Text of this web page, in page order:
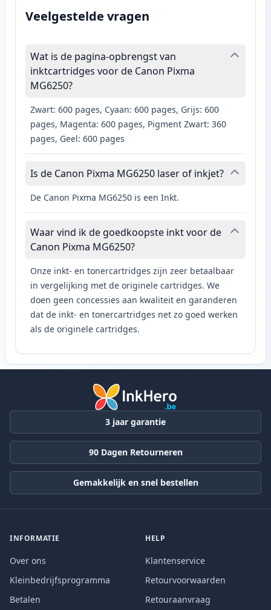
Veelgestelde vragen
Wat is de pagina-opbrengst van
inktcartridges voor de Canon Pixma
MG6250?
Zwart: 600 pages, Cyaan: 600 pages, Grijs: 600
pages, Magenta: 600 pages, Pigment Zwart: 360
pages, Geel: 600 pages
Is de Canon Pixma MG6250 laser of inkjet?
De Canon Pixma MG6250 is een Inkt.
Waar vind ik de goedkoopste inkt voor de
Canon Pixma MG6250?
Onze inkt- en tonercartridges zijn zeer betaalbaar
in vergelijking met de originele cartridges. We
doen geen concessies aan kwaliteit en garanderen
dat de inkt- en tonercartridges net zo goed werken
als de originele cartridges.
3 jaar garantie
90 Dagen Retourneren
Gemakkelijk en snel bestellen
INFORMATIE
Over ons
Kleinbedrijfsprogramma
Betalen
HELP
Klantenservice
Retourvoorwaarden
Retouraanvraag